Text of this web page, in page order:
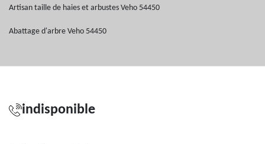
Artisan taille de haies et arbustes Veho 54450
Abattage d'arbre Veho 54450
indisponible